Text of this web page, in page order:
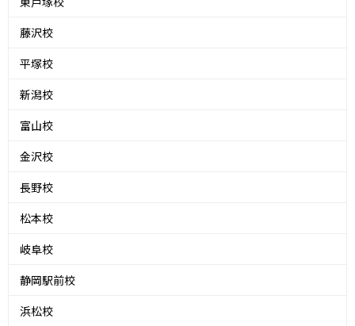
藤沢校
平塚校
新潟校
富山校
金沢校
長野校
松本校
岐阜校
静岡駅前校
浜松校